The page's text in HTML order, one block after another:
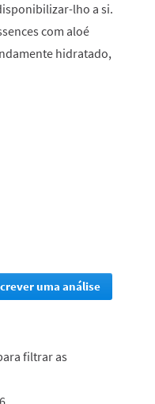
lho a si.
com aloé
hidratado,
uma análise
Esta
filtrar as